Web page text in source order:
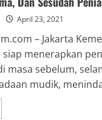
April 23, 2021
– Jakarta
menerapkan
masa sebelum,
mudik,